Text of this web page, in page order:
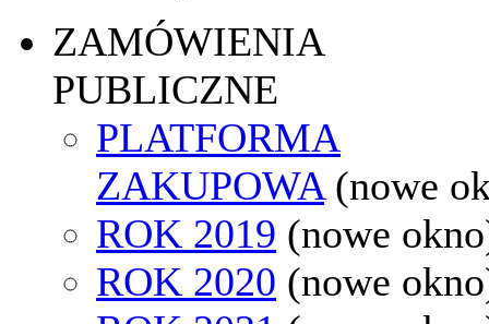
ZAMÓWIENIA
PUBLICZNE
PLATFORMA
ZAKUPOWA (nowe
ROK 2019 (nowe
ROK 2020 (nowe